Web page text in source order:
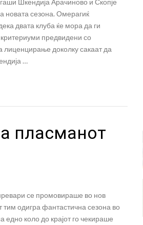
новата сезона. Омерагиќ
двата клуба ќе мора да ги
предвидени со
лиценцирање доколку сакаат да
…
пласманот
се промовираше во нов
одигра фантастична сезона во
коло до крајот го чекираше